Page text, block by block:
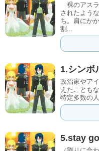
裸のアス
されたよう
ち。肩にか
割...
1.シンボ
政治家やア
えたことも
特定多数の
5.stay